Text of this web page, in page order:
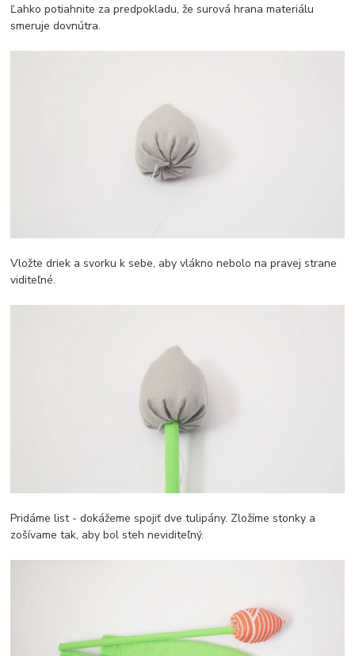
Ľahko potiahnite za predpokladu, že surová hrana materiálu
smeruje dovnútra.
Vložte driek a svorku k sebe, aby vlákno nebolo na pravej strane
viditeľné.
Pridáme list - dokážeme spojiť dve tulipány. Zložíme stonky a
zošívame tak, aby bol steh neviditeľný.